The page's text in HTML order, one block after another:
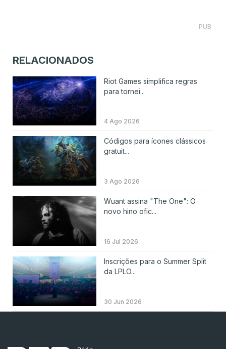
PUB
RELACIONADOS
Riot Games simplifica regras
para tornei...
4 Ago 2026
Códigos para ícones clássicos
gratuit...
3 Ago 2026
Wuant assina "The One": O
novo hino ofic...
16 Jul 2026
Inscrições para o Summer Split
da LPLO...
30 Jun 2026